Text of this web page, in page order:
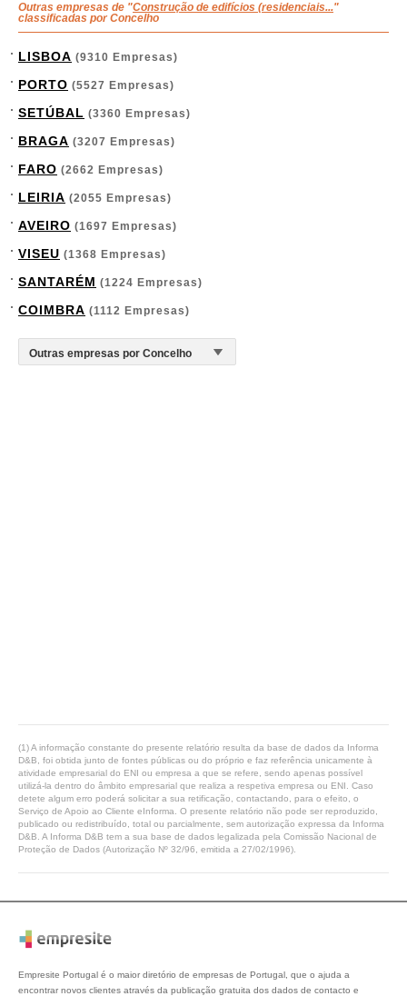
Outras empresas de "Construção de edifícios (residenciais..."
classificadas por Concelho
LISBOA (9310 Empresas)
PORTO (5527 Empresas)
SETÚBAL (3360 Empresas)
BRAGA (3207 Empresas)
FARO (2662 Empresas)
LEIRIA (2055 Empresas)
AVEIRO (1697 Empresas)
VISEU (1368 Empresas)
SANTARÉM (1224 Empresas)
COIMBRA (1112 Empresas)
(1) A informação constante do presente relatório resulta da base de dados da Informa
D&B, foi obtida junto de fontes públicas ou do próprio e faz referência unicamente à
atividade empresarial do ENI ou empresa a que se refere, sendo apenas possível
utilizá-la dentro do âmbito empresarial que realiza a respetiva empresa ou ENI. Caso
detete algum erro poderá solicitar a sua retificação, contactando, para o efeito, o
Serviço de Apoio ao Cliente eInforma. O presente relatório não pode ser reproduzido,
publicado ou redistribuído, total ou parcialmente, sem autorização expressa da Informa
D&B. A Informa D&B tem a sua base de dados legalizada pela Comissão Nacional de
Proteção de Dados (Autorização Nº 32/96, emitida a 27/02/1996).
Empresite Portugal é o maior diretório de empresas de Portugal, que o ajuda a
encontrar novos clientes através da publicação gratuita dos dados de contacto e